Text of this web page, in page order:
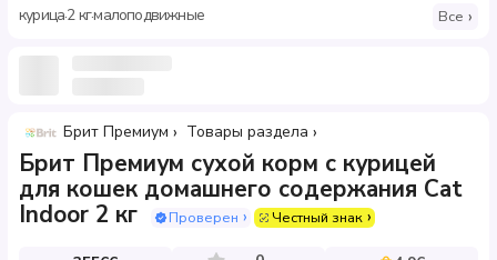
курица·2 кг·малоподвижные Все
Брит Премиум Товары раздела
Брит Премиум сухой корм с курицей
для кошек домашнего содержания Cat
Indoor 2 кг
Проверен Честный знак